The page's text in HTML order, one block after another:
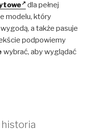
dla pełnej
modelu, który
a także pasuje
podpowiemy
wybrać, aby wyglądać
historia